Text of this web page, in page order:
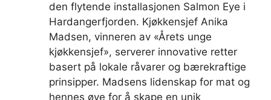
den flytende installasjonen Salmon Eye i
Hardangerfjorden. Kjøkkensjef Anika
Madsen, vinneren av «Årets unge
kjøkkensjef», serverer innovative retter
basert på lokale råvarer og bærekraftige
prinsipper. Madsens lidenskap for mat og
hennes øye for å skape en unik